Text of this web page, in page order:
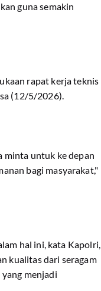
guna semakin
rapat kerja teknis
(12/5/2026).
minta untuk ke depan
bagi masyarakat,"
hal ini, kata Kapolri,
kualitas dari seragam
menjadi